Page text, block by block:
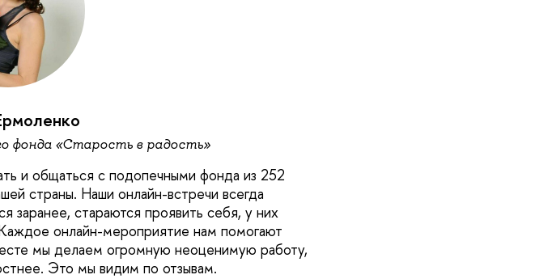
фонда «Старость в радость»
и общаться с подопечными фонда из 252
страны. Наши онлайн-встречи всегда
заранее, стараются проявить себя, у них
онлайн-мероприятие нам помогают
мы делаем огромную неоценимую работу,
Это мы видим по отзывам.